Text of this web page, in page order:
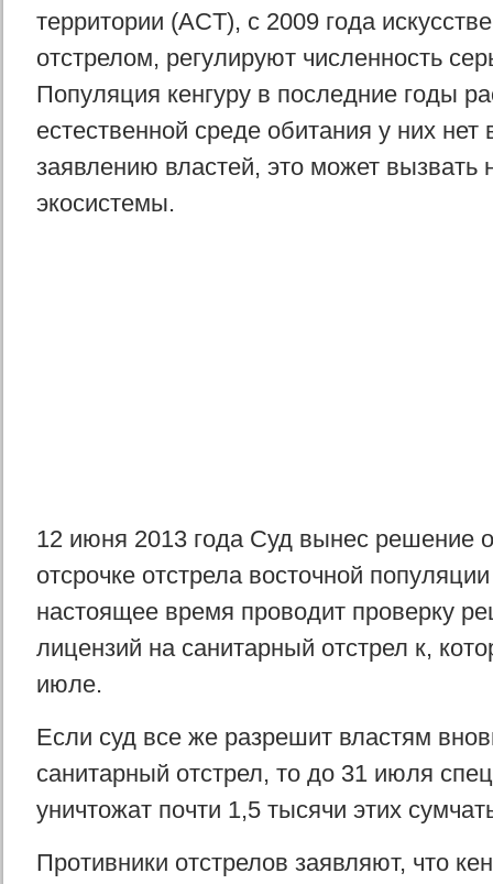
территории (ACT), с 2009 года
отстрелом, регулируют численность
Популяция кенгуру в последние годы
естественной среде обитания у них нет
заявлению властей, это может вызвать
экосистемы.
12 июня 2013 года Суд вынес решение
отсрочке отстрела восточной
настоящее время проводит проверку
лицензий на санитарный отстрел к,
июле.
Если суд все же разрешит властям
санитарный отстрел, то до 31 июля
уничтожат почти 1,5 тысячи этих
Противники отстрелов заявляют, что